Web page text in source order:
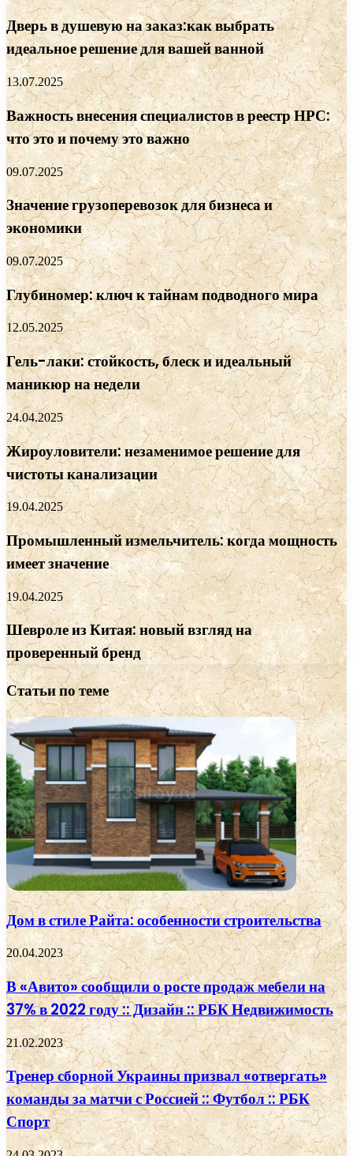
Дверь в душевую на заказ:как выбрать
идеальное решение для вашей ванной
13.07.2025
Важность внесения специалистов в реестр НРС:
что это и почему это важно
09.07.2025
Значение грузоперевозок для бизнеса и
экономики
09.07.2025
Глубиномер: ключ к тайнам подводного мира
12.05.2025
Гель-лаки: стойкость, блеск и идеальный
маникюр на недели
24.04.2025
Жироуловители: незаменимое решение для
чистоты канализации
19.04.2025
Промышленный измельчитель: когда мощность
имеет значение
19.04.2025
Шевроле из Китая: новый взгляд на
проверенный бренд
Статьи по теме
Дом в стиле Райта: особенности строительства
20.04.2023
В «Авито» сообщили о росте продаж мебели на
37% в 2022 году :: Дизайн :: РБК Недвижимость
21.02.2023
Тренер сборной Украины призвал «отвергать»
команды за матчи с Россией :: Футбол :: РБК
Спорт